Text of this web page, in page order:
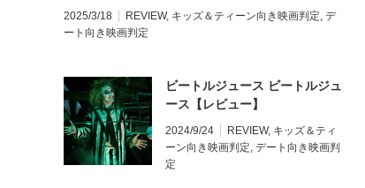
2025/3/18 REVIEW, キッズ＆ティーン向き映画判定, デ
ート向き映画判定
ビートルジュース ビートルジュ
ース【レビュー】
2024/9/24 REVIEW, キッズ＆ティ
ーン向き映画判定, デート向き映画判
定